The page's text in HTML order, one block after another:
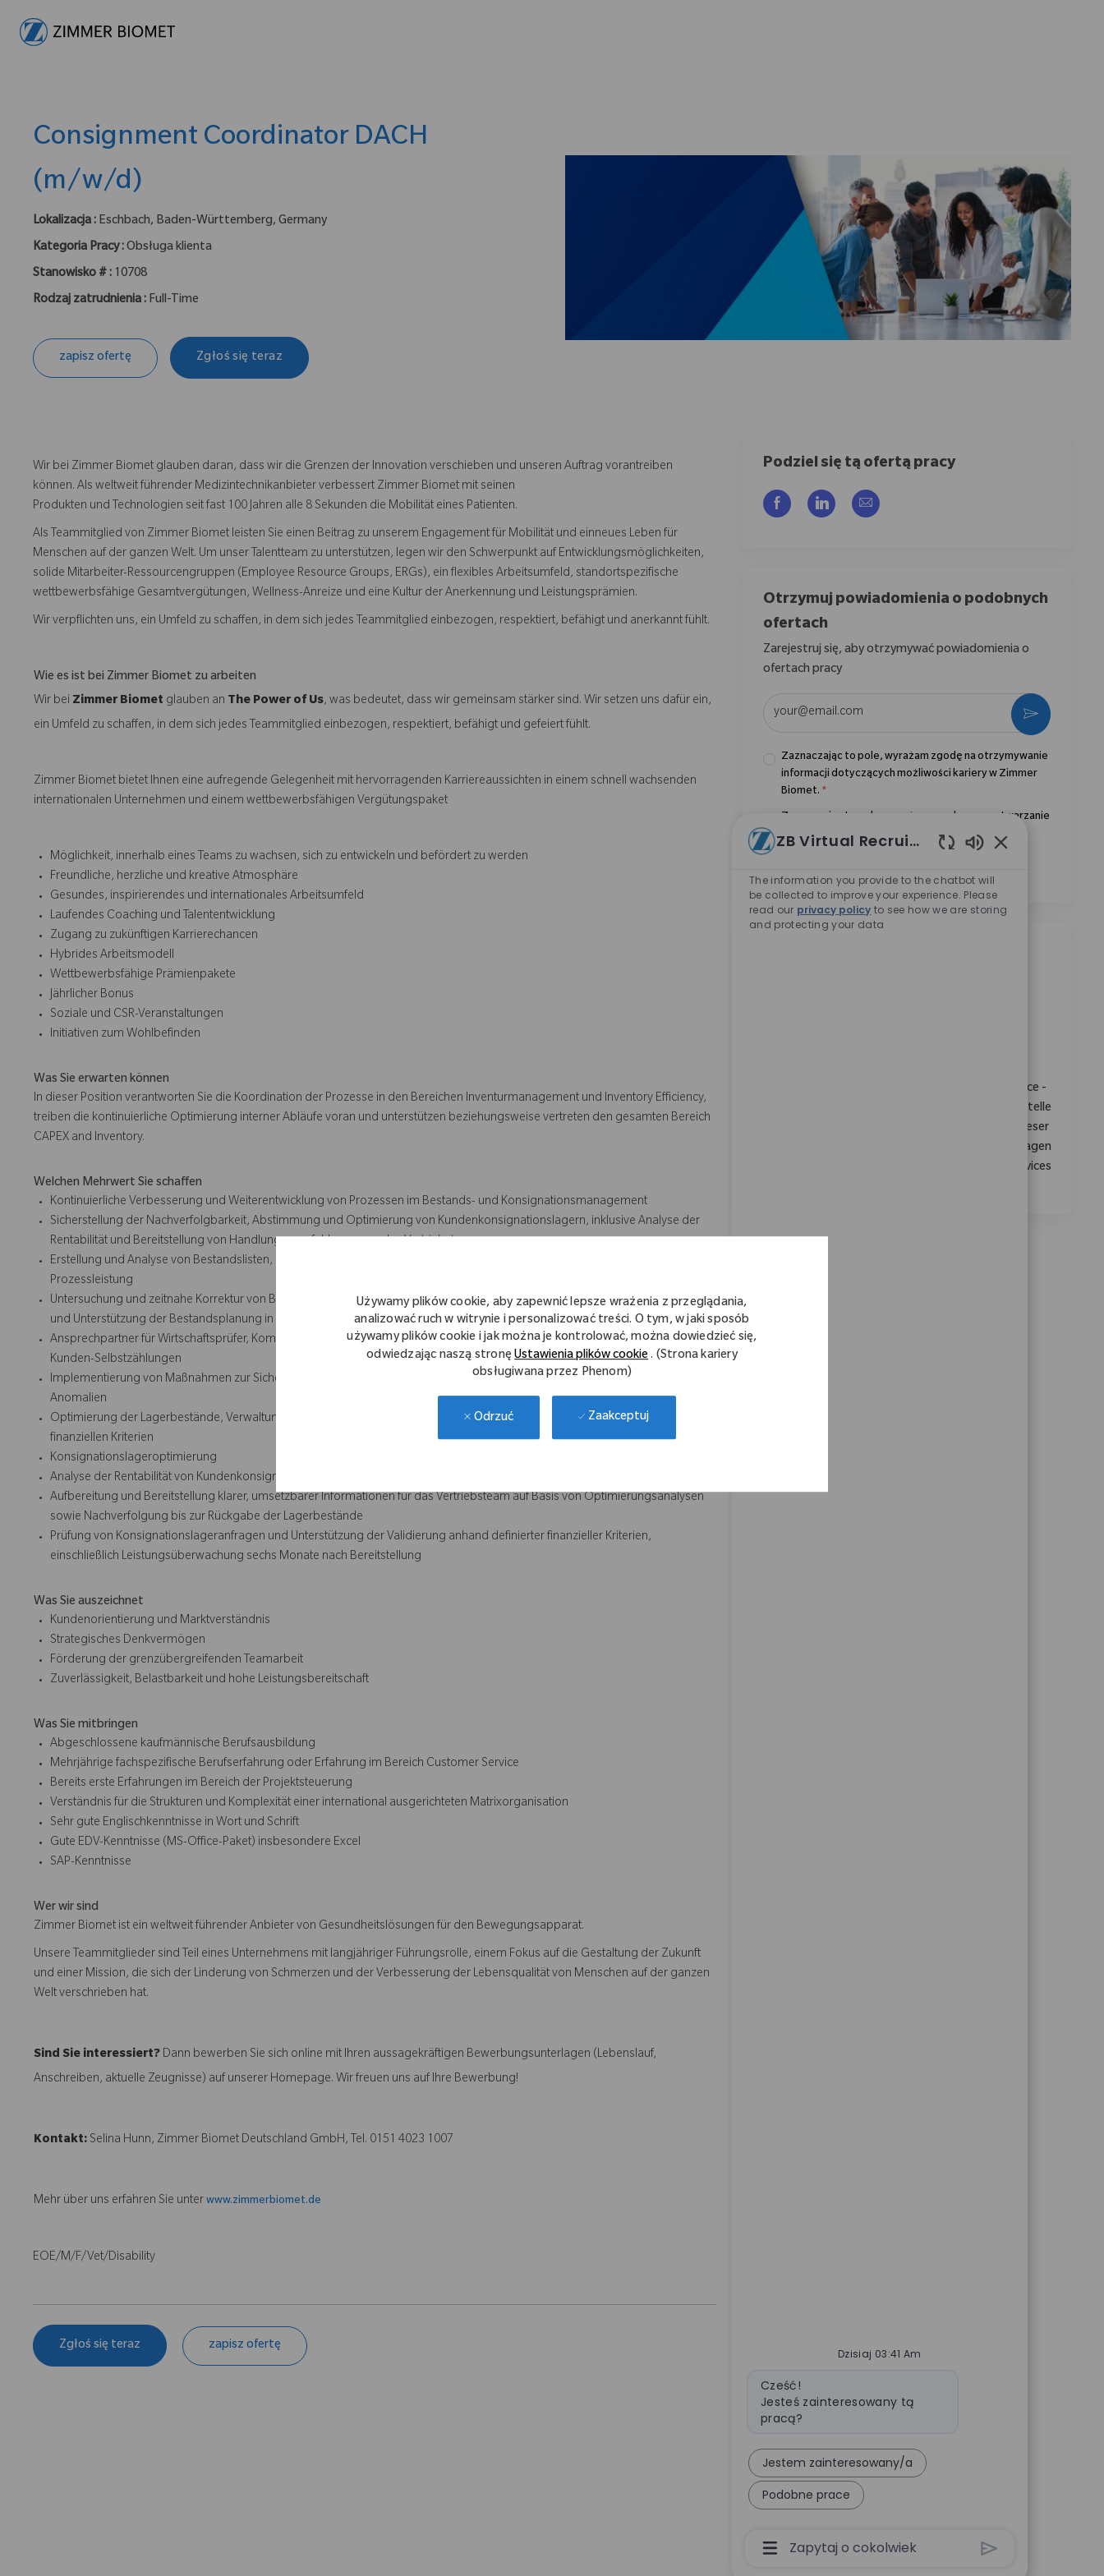
Używamy plików cookie, aby zapewnić lepsze wrażenia z przeglądania,
analizować ruch w witrynie i personalizować treści. O tym, w jaki sposób
używamy plików cookie i jak można je kontrolować, można dowiedzieć się,
odwiedzając naszą stronęUstawienia plików cookie. (Strona kariery
obsługiwana przez Phenom)
Odrzuć Zaakceptuj
Consignment Coordinator DACH
(m/w/d)
Lokalizacja : Eschbach, Baden-Württemberg, Germany
Kategoria Pracy :Obsługa klienta
Stanowisko # : 10708
Rodzaj zatrudnienia : Full-Time
zapisz ofertę Zgłoś się teraz
Wir bei Zimmer Biomet glauben daran, dass wir die Grenzen der Innovation verschieben und unseren Auftrag vorantreiben
können. Als weltweit führender Medizintechnikanbieter verbessert Zimmer Biomet mit seinen
Produkten und Technologien seit fast 100 Jahren alle 8 Sekunden die Mobilität eines Patienten.
Als Teammitglied von Zimmer Biomet leisten Sie einen Beitrag zu unserem Engagement für Mobilität und einneues Leben für
Menschen auf der ganzen Welt. Um unser Talentteam zu unterstützen, legen wir den Schwerpunkt auf Entwicklungsmöglichkeiten,
solide Mitarbeiter-Ressourcengruppen (Employee Resource Groups, ERGs), ein flexibles Arbeitsumfeld, standortspezifische
wettbewerbsfähige Gesamtvergütungen, Wellness-Anreize und eine Kultur der Anerkennung und Leistungsprämien.
Wir verpflichten uns, ein Umfeld zu schaffen, in dem sich jedes Teammitglied einbezogen, respektiert, befähigt und anerkannt fühlt.
Wie es ist bei Zimmer Biomet zu arbeiten
Wir bei Zimmer Biomet glauben an The Power of Us, was bedeutet, dass wir gemeinsam stärker sind. Wir setzen uns dafür ein,
ein Umfeld zu schaffen, in dem sich jedes Teammitglied einbezogen, respektiert, befähigt und gefeiert fühlt.
Zimmer Biomet bietet Ihnen eine aufregende Gelegenheit mit hervorragenden Karriereaussichten in einem schnell wachsenden
internationalen Unternehmen und einem wettbewerbsfähigen Vergütungspaket
Möglichkeit, innerhalb eines Teams zu wachsen, sich zu entwickeln und befördert zu werden
Freundliche, herzliche und kreative Atmosphäre
Gesundes, inspirierendes und internationales Arbeitsumfeld
Laufendes Coaching und Talententwicklung
Zugang zu zukünftigen Karrierechancen
Hybrides Arbeitsmodell
Wettbewerbsfähige Prämienpakete
Jährlicher Bonus
Soziale und CSR-Veranstaltungen
Initiativen zum Wohlbefinden
Was Sie erwarten können
In dieser Position verantworten Sie die Koordination der Prozesse in den Bereichen Inventurmanagement und Inventory Efficiency,
treiben die kontinuierliche Optimierung interner Abläufe voran und unterstützen beziehungsweise vertreten den gesamten Bereich
CAPEX and Inventory.
Welchen Mehrwert Sie schaffen
Kontinuierliche Verbesserung und Weiterentwicklung von Prozessen im Bestands- und Konsignationsmanagement
Sicherstellung der Nachverfolgbarkeit, Abstimmung und Optimierung von Kundenkonsignationslagern, inklusive Analyse der
Rentabilität und Bereitstellung von Handlungsempfehlungen an das Vertriebsteam
Erstellung und Analyse von Bestandslisten, Managementberichten und KPIs zur Überwachung der Bestands- und
Prozessleistung
Untersuchung und zeitnahe Korrektur von Bestandsabweichungen, Verwaltung von Rechnungen für Verluste/fehlende Artikel
und Unterstützung der Bestandsplanung in SAP
Ansprechpartner für Wirtschaftsprüfer, Kommunikation mit internen und externen Stakeholdern sowie Organisation von
Kunden-Selbstzählungen
Implementierung von Maßnahmen zur Sicherstellung der Zielerreichung, Monitoring von KPIs und Nachverfolgung kritischer
Anomalien
Optimierung der Lagerbestände, Verwaltung abgelaufener Produkte und Validierung von Lageranfragen nach definierten
finanziellen Kriterien
Konsignationslageroptimierung
Analyse der Rentabilität von Kundenkonsignationslagern sowie Entwicklung von Vorschlägen zur effizienten Nutzung
Aufbereitung und Bereitstellung klarer, umsetzbarer Informationen für das Vertriebsteam auf Basis von Optimierungsanalysen
sowie Nachverfolgung bis zur Rückgabe der Lagerbestände
Prüfung von Konsignationslageranfragen und Unterstützung der Validierung anhand definierter finanzieller Kriterien,
einschließlich Leistungsüberwachung sechs Monate nach Bereitstellung
Was Sie auszeichnet
Kundenorientierung und Marktverständnis
Strategisches Denkvermögen
Förderung der grenzübergreifenden Teamarbeit
Zuverlässigkeit, Belastbarkeit und hohe Leistungsbereitschaft
Was Sie mitbringen
Abgeschlossene kaufmännische Berufsausbildung
Mehrjährige fachspezifische Berufserfahrung oder Erfahrung im Bereich Customer Service
Bereits erste Erfahrungen im Bereich der Projektsteuerung
Verständnis für die Strukturen und Komplexität einer international ausgerichteten Matrixorganisation
Sehr gute Englischkenntnisse in Wort und Schrift
Gute EDV-Kenntnisse (MS-Office-Paket) insbesondere Excel
SAP-Kenntnisse
Wer wir sind
Zimmer Biomet ist ein weltweit führender Anbieter von Gesundheitslösungen für den Bewegungsapparat.
Unsere Teammitglieder sind Teil eines Unternehmens mit langjähriger Führungsrolle, einem Fokus auf die Gestaltung der Zukunft
und einer Mission, die sich der Linderung von Schmerzen und der Verbesserung der Lebensqualität von Menschen auf der ganzen
Welt verschrieben hat.
Sind Sie interessiert? Dann bewerben Sie sich online mit Ihren aussagekräftigen Bewerbungsunterlagen (Lebenslauf,
Anschreiben, aktuelle Zeugnisse) auf unserer Homepage. Wir freuen uns auf Ihre Bewerbung!
Kontakt: Selina Hunn, Zimmer Biomet Deutschland GmbH, Tel. 0151 4023 1007
Mehr über uns erfahren Sie unter www.zimmerbiomet.de
EOE/M/F/Vet/Disability
Zgłoś się teraz zapisz ofertę
Podziel się tą ofertą pracy
Udostępnij przez Facebook
Udostępnij przez LinkedIn
Share via email
Otrzymuj powiadomienia o podobnych
ofertach
Zarejestruj się, aby otrzymywać powiadomienia o
ofertach pracy
Zaznaczając to pole, wyrażam zgodę na otrzymywanie
informacji dotyczących możliwości kariery w Zimmer
Biomet. *
Zaznaczając to pole, wyrażam zgodę na przetwarzanie
moich danych osobowych w celach rekrutacyjnych,
*
Aktywować
Wir suchen einen engagierten Customer Experience -
Local Strategic Partner (m/w/d), der die Schnittstelle
zwischen Kunden und internen Teams bildet. In dieser
Rolle gestalten Sie aktiv Kundenerlebnisse und tragen
zur kontinuierlichen Verbesserung des Kundenservices
ZB Virtual Recruiter
The information you provide to the chatbot will
be collected to improve your experience. Please
read our privacy policy to see how we are storing
and protecting your data
Dzisiaj 03:41 Am
Wiadomość bota
Cześć!
Jesteś zainteresowany tą
pracą?
Jestem zainteresowany/a
Podobne prace
Pole Wprowadzania Danych Użytkownika